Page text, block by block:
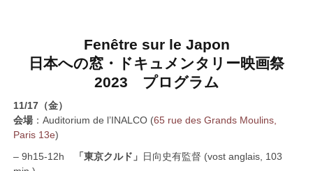
Fenêtre sur le Japon
日本への窓・ドキュメンタリー映画祭
2023 プログラム
11/17（金）
会場：Auditorium de l’INALCO (65 rue des Grands Moulins,
Paris 13e)
– 9h15-12h
「東京クルド」 日向史有監督 (vost anglais, 103